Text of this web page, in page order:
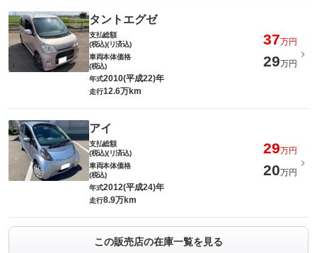
タントエグゼ
支払総額
(税込)(リ済込)
37万円
車両本体価格
(税込)
29万円
年式2010(平成22)年
走行12.6万km
アイ
支払総額
(税込)(リ済込)
29万円
車両本体価格
(税込)
20万円
年式2012(平成24)年
走行8.9万km
この販売店の在庫一覧を見る